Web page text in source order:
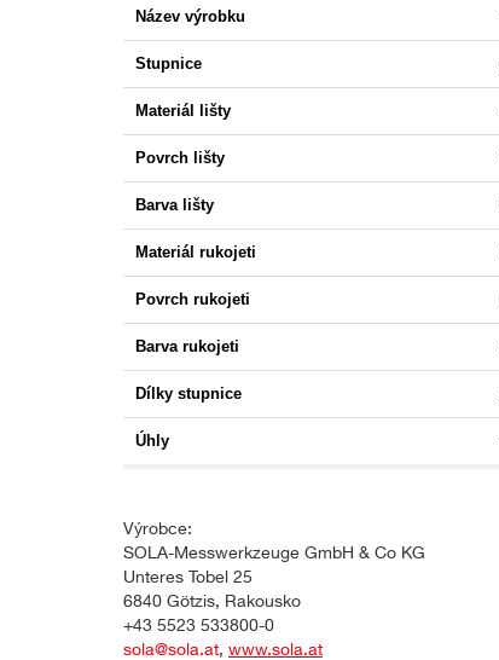
Název výrobku
Stupnice
Materiál lišty
Povrch lišty
Barva lišty
Materiál rukojeti
Povrch rukojeti
Barva rukojeti
Dílky stupnice
Úhly
Výrobce:
SOLA-Messwerkzeuge GmbH & Co KG
Unteres Tobel 25
6840 Götzis, Rakousko
+43 5523 533800-0
sola@sola.at, www.sola.at